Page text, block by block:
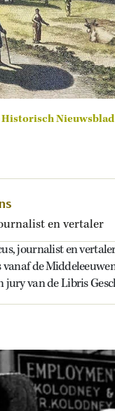
Historisch Nieuwsblad
en vertaler
journalist en
de
jury van de Libris